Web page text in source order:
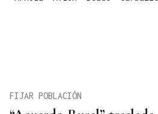
FIJAR POBLACIÓN